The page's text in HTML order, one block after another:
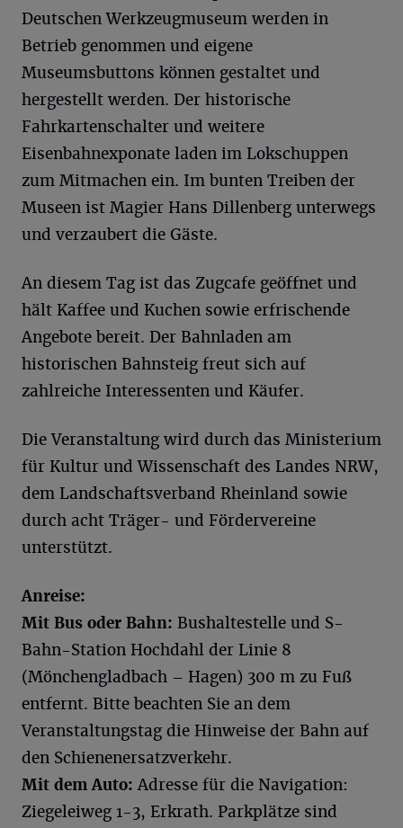
Deutschen Werkzeugmuseum werden in
Betrieb genommen und eigene
Museumsbuttons können gestaltet und
hergestellt werden. Der historische
Fahrkartenschalter und weitere
Eisenbahnexponate laden im Lokschuppen
zum Mitmachen ein. Im bunten Treiben der
Museen ist Magier Hans Dillenberg unterwegs
und verzaubert die Gäste.
An diesem Tag ist das Zugcafe geöffnet und
hält Kaffee und Kuchen sowie erfrischende
Angebote bereit. Der Bahnladen am
historischen Bahnsteig freut sich auf
zahlreiche Interessenten und Käufer.
Die Veranstaltung wird durch das Ministerium
für Kultur und Wissenschaft des Landes NRW,
dem Landschaftsverband Rheinland sowie
durch acht Träger- und Fördervereine
unterstützt.
Anreise:
Mit Bus oder Bahn: Bushaltestelle und S-
Bahn-Station Hochdahl der Linie 8
(Mönchengladbach – Hagen) 300 m zu Fuß
entfernt. Bitte beachten Sie an dem
Veranstaltungstag die Hinweise der Bahn auf
den Schienenersatzverkehr.
Mit dem Auto: Adresse für die Navigation:
Ziegeleiweg 1-3, Erkrath. Parkplätze sind